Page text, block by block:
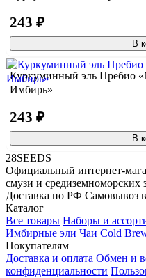
243 ₽
В
Куркуминный эль Пребио
Имбирь»
243 ₽
В
28SEEDS
Официальный интернет-
смузи и средиземноморских
Доставка по РФ Самовывоз
Каталог
Все товары Наборы и
Имбирные эли Чаи Cold
Покупателям
Доставка и оплата Обмен и
конфиденциальности